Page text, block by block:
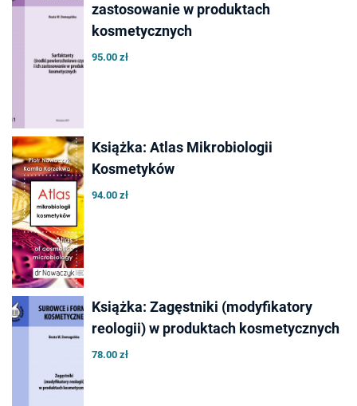
zastosowanie w produktach
kosmetycznych
95.00 zł
Książka: Atlas Mikrobiologii
Kosmetyków
94.00 zł
Książka: Zagęstniki (modyfikatory
reologii) w produktach kosmetycznych
78.00 zł